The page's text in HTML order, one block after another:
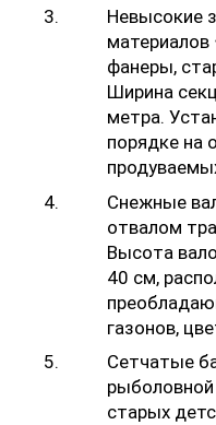
Невысокие
фанеры,
Ширина
метра.
порядке на
Снежные
отвалом
Высота
40 см,
газонов,
Сетчатые
рыболовной
старых